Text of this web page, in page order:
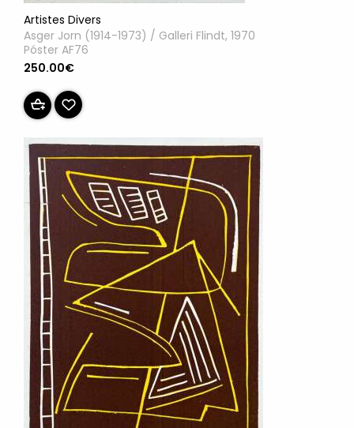
Artistes Divers
Asger Jorn (1914-1973) / Galleri Flindt, 1970
Póster AF76
250.00€